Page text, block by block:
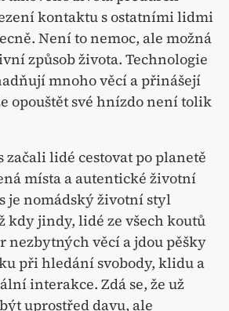
kontaktu s ostatními lidmi
Není to nemoc, ale možná
způsob života. Technologie
mnoho věcí a přinášejí
opouštět své hnízdo není tolik
začali lidé cestovat po planetě
místa a autentické životní
je nomádský životní styl
kdy jindy, lidé ze všech koutů
nezbytných věcí a jdou pěšky
při hledání svobody, klidu a
interakce. Zdá se, že už
uprostřed davu, ale